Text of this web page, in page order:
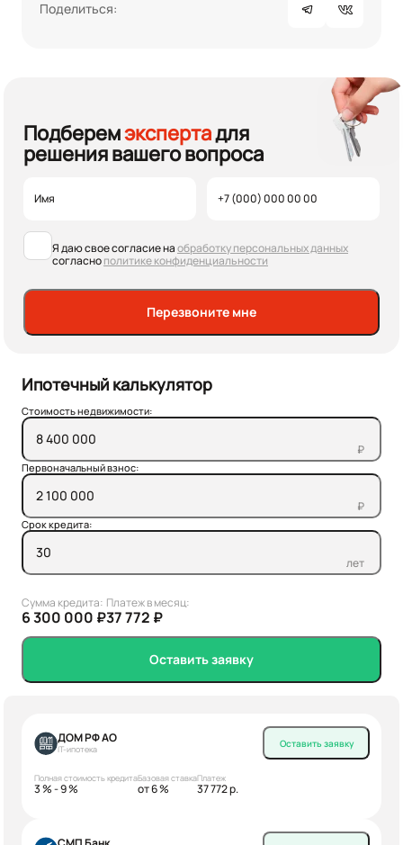
Поделиться:
Подберемэкспертадля
решения вашего вопроса
Я даю свое согласие наобработку персональных данных
согласнополитике конфиденциальности
Перезвоните мне
Ипотечный калькулятор
Стоимость недвижимости:
₽
Первоначальный взнос:
₽
Срок кредита:
лет
Сумма кредита:
6 300 000 ₽
Платеж в месяц:
37 772 ₽
Оставить заявку
ДОМ РФ АО
IT-ипотека
Полная стоимость кредита
3 % - 9 %
Базовая ставка
от 6 %
Платеж
37 772 р.
Оставить заявку